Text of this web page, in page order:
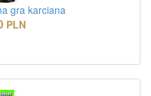
gra karciana
PLN